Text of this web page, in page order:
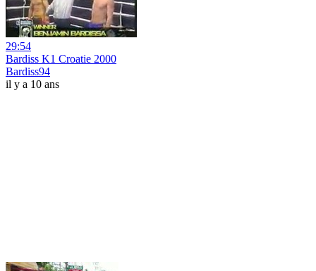
29:54
Bardiss K1 Croatie 2000
Bardiss94
il y a 10 ans